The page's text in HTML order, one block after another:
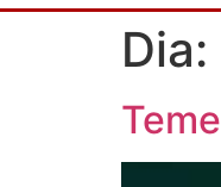
Dia: